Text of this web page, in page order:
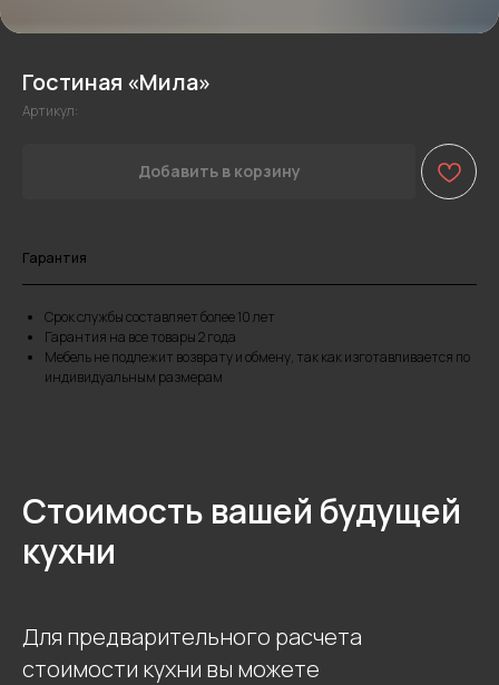
Гостиная «Мила»
Артикул:
Добавить в корзину
Гарантия
Срок службы составляет более 10 лет
Гарантия на все товары 2 года
Мебель не подлежит возврату и обмену, так как изготавливается по
индивидуальным размерам
Стоимость вашей будущей
кухни
Для предварительного расчета
стоимости кухни вы можете